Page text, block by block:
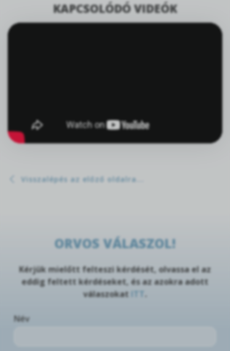
KAPCSOLÓDÓ VIDEÓK
Visszalépés az előző oldalra...
ORVOS VÁLASZOL!
Kérjük mielőtt felteszi kérdését, olvassa el az
eddig feltett kérdéseket, és az azokra adott
válaszokat
Név